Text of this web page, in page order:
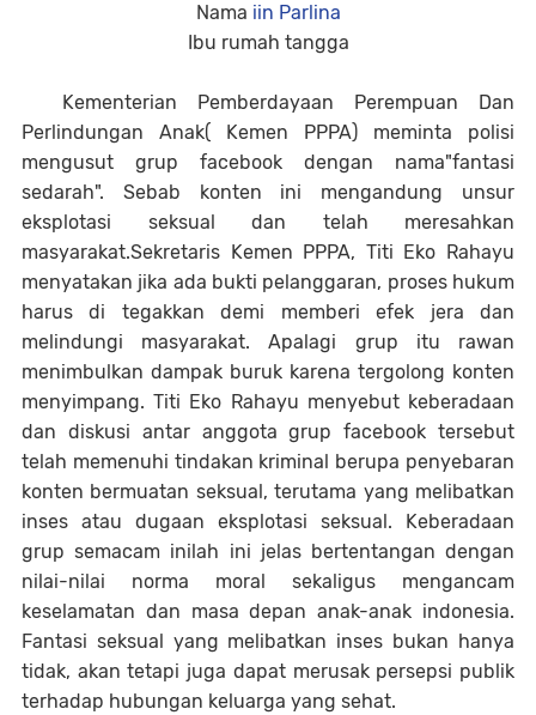
Nama iin Parlina
Ibu rumah tangga
Kementerian Pemberdayaan Perempuan Dan
Perlindungan Anak( Kemen PPPA) meminta polisi
mengusut grup facebook dengan nama"fantasi
sedarah". Sebab konten ini mengandung unsur
eksplotasi seksual dan telah meresahkan
masyarakat.Sekretaris Kemen PPPA, Titi Eko Rahayu
menyatakan jika ada bukti pelanggaran, proses hukum
harus di tegakkan demi memberi efek jera dan
melindungi masyarakat. Apalagi grup itu rawan
menimbulkan dampak buruk karena tergolong konten
menyimpang. Titi Eko Rahayu menyebut keberadaan
dan diskusi antar anggota grup facebook tersebut
telah memenuhi tindakan kriminal berupa penyebaran
konten bermuatan seksual, terutama yang melibatkan
inses atau dugaan eksplotasi seksual. Keberadaan
grup semacam inilah ini jelas bertentangan dengan
nilai-nilai norma moral sekaligus mengancam
keselamatan dan masa depan anak-anak indonesia.
Fantasi seksual yang melibatkan inses bukan hanya
tidak, akan tetapi juga dapat merusak persepsi publik
terhadap hubungan keluarga yang sehat.